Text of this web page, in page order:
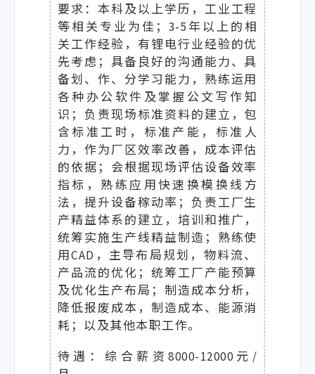
要求：本科及以上学历，工业工程
等相关专业为佳；3-5年以上的相
关工作经验，有锂电行业经验的优
先考虑；具备良好的沟通能力、具
备划、作、分学习能力，熟练运用
各种办公软件及掌握公文写作知
识；负责现场标准资料的建立，包
含标准工时，标准产能，标准人
力，作为厂区效率改善，成本评估
的依据；会根据现场评估设备效率
指标，熟练应用快速换模换线方
法，提升设备稼动率；负责工厂生
产精益体系的建立，培训和推广，
统筹实施生产线精益制造；熟练使
用CAD，主导布局规划，物料流、
产品流的优化；统筹工厂产能预算
及优化生产布局；制造成本分析，
降低报废成本，制造成本、能源消
耗；以及其他本职工作。
待遇：综合薪资8000-12000元/